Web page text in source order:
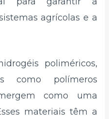
agrícolas e a
poliméricos,
como polímeros
como uma
materiais têm a